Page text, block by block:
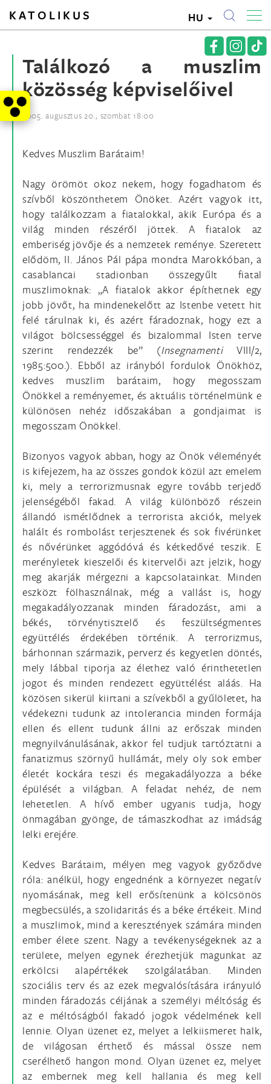
KATOLIKUS HU
Találkozó a muszlim
közösség képviselőivel
2005. augusztus 20., szombat 18:00
Kedves Muszlim Barátaim!
Nagy örömöt okoz nekem, hogy fogadhatom és
szívből köszönthetem Önöket. Azért vagyok itt,
hogy találkozzam a fiatalokkal, akik Európa és a
világ minden részéről jöttek. A fiatalok az
emberiség jövője és a nemzetek reménye. Szeretett
elődöm, II. János Pál pápa mondta Marokkóban, a
casablancai stadionban összegyűlt fiatal
muszlimoknak: „A fiatalok akkor építhetnek egy
jobb jövőt, ha mindenekelőtt az Istenbe vetett hit
felé tárulnak ki, és azért fáradoznak, hogy ezt a
világot bölcsességgel és bizalommal Isten terve
szerint rendezzék be” (InsegnamentiVIII/2,
1985:500.). Ebből az irányból fordulok Önökhöz,
kedves muszlim barátaim, hogy megosszam
Önökkel a reményemet, és aktuális történelmünk e
különösen nehéz időszakában a gondjaimat is
megosszam Önökkel.
Bizonyos vagyok abban, hogy az Önök véleményét
is kifejezem, ha az összes gondok közül azt emelem
ki, mely a terrorizmusnak egyre tovább terjedő
jelenségéből fakad. A világ különböző részein
állandó ismétlődnek a terrorista akciók, melyek
halált és rombolást terjesztenek és sok fivérünket
és nővérünket aggódóvá és kétkedővé teszik. E
merényletek kieszelői és kitervelői azt jelzik, hogy
meg akarják mérgezni a kapcsolatainkat. Minden
eszközt fölhasználnak, még a vallást is, hogy
megakadályozzanak minden fáradozást, ami a
békés, törvénytisztelő és feszültségmentes
együttélés érdekében történik. A terrorizmus,
bárhonnan származik, perverz és kegyetlen döntés,
mely lábbal tiporja az élethez való érinthetetlen
jogot és minden rendezett együttélést aláás. Ha
közösen sikerül kiirtani a szívekből a gyűlöletet, ha
védekezni tudunk az intolerancia minden formája
ellen és ellent tudunk állni az erőszak minden
megnyilvánulásának, akkor fel tudjuk tartóztatni a
fanatizmus szörnyű hullámát, mely oly sok ember
életét kockára teszi és megakadályozza a béke
épülését a világban. A feladat nehéz, de nem
lehetetlen. A hívő ember ugyanis tudja, hogy
önmagában gyönge, de támaszkodhat az imádság
lelki erejére.
Kedves Barátaim, mélyen meg vagyok győződve
róla: anélkül, hogy engednénk a környezet negatív
nyomásának, meg kell erősítenünk a kölcsönös
megbecsülés, a szolidaritás és a béke értékeit. Mind
a muszlimok, mind a keresztények számára minden
ember élete szent. Nagy a tevékenységeknek az a
területe, melyen egynek érezhetjük magunkat az
erkölcsi alapértékek szolgálatában. Minden
szociális terv és az ezek megvalósítására irányuló
minden fáradozás céljának a személyi méltóság és
az e méltóságból fakadó jogok védelmének kell
lennie. Olyan üzenet ez, melyet a lelkiismeret halk,
de világosan érthető és mással össze nem
cserélhető hangon mond. Olyan üzenet ez, melyet
az embernek meg kell hallania és meg kell